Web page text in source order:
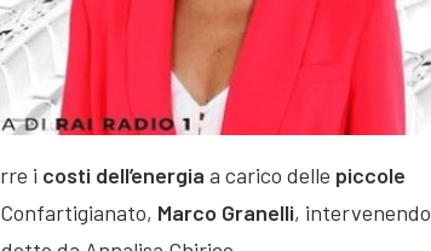
i costi dell’energia a carico delle piccole
Marco Granelli, intervenendo